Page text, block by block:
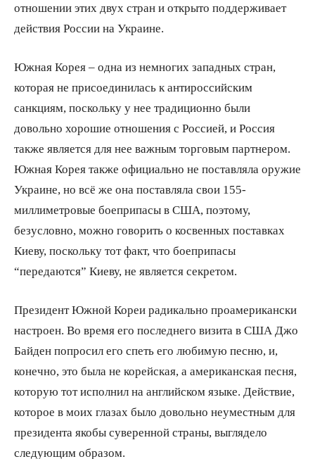
отношении этих двух стран и открыто поддерживает
действия России на Украине.
Южная Корея – одна из немногих западных стран,
которая не присоединилась к антироссийским
санкциям, поскольку у нее традиционно были
довольно хорошие отношения с Россией, и Россия
также является для нее важным торговым партнером.
Южная Корея также официально не поставляла оружие
Украине, но всё же она поставляла свои 155-
миллиметровые боеприпасы в США, поэтому,
безусловно, можно говорить о косвенных поставках
Киеву, поскольку тот факт, что боеприпасы
“передаются” Киеву, не является секретом.
Президент Южной Кореи радикально проамерикански
настроен. Во время его последнего визита в США Джо
Байден попросил его спеть его любимую песню, и,
конечно, это была не корейская, а американская песня,
которую тот исполнил на английском языке. Действие,
которое в моих глазах было довольно неуместным для
президента якобы суверенной страны, выглядело
следующим образом.